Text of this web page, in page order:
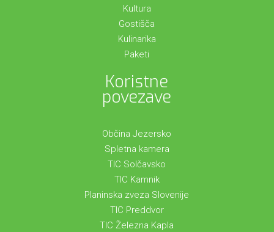
Kultura
Gostišča
Kulinarika
Paketi
Koristne
povezave
Občina Jezersko
Spletna kamera
TIC Solčavsko
TIC Kamnik
Planinska zveza Slovenije
TIC Preddvor
TIC Železna Kapla